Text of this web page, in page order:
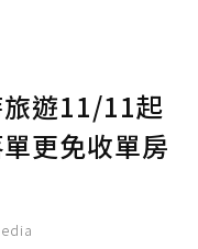
確認送出
遊11/11起
更免收單房